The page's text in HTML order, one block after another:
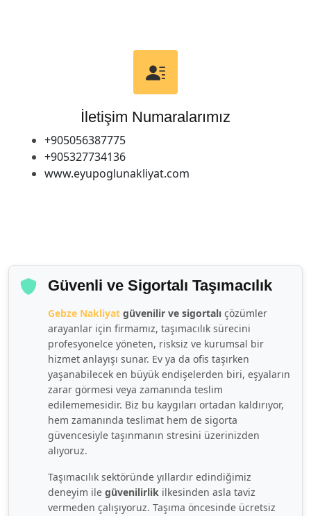
İletişim Numaralarımız
+905056387775
+905327734136
www.eyupoglunakliyat.com
Güvenli ve Sigortalı Taşımacılık
Gebze Nakliyat güvenilir ve sigortalı çözümler
arayanlar için firmamız, taşımacılık sürecini
profesyonelce yöneten, risksiz ve kurumsal bir
hizmet anlayışı sunar. Ev ya da ofis taşırken
yaşanabilecek en büyük endişelerden biri, eşyaların
zarar görmesi veya zamanında teslim
edilememesidir. Biz bu kaygıları ortadan kaldırıyor,
hem zamanında teslimat hem de sigorta
güvencesiyle taşınmanın stresini üzerinizden
alıyoruz.
Taşımacılık sektöründe yıllardır edindiğimiz
deneyim ile güvenilirlik ilkesinden asla taviz
vermeden çalışıyoruz. Taşıma öncesinde ücretsiz